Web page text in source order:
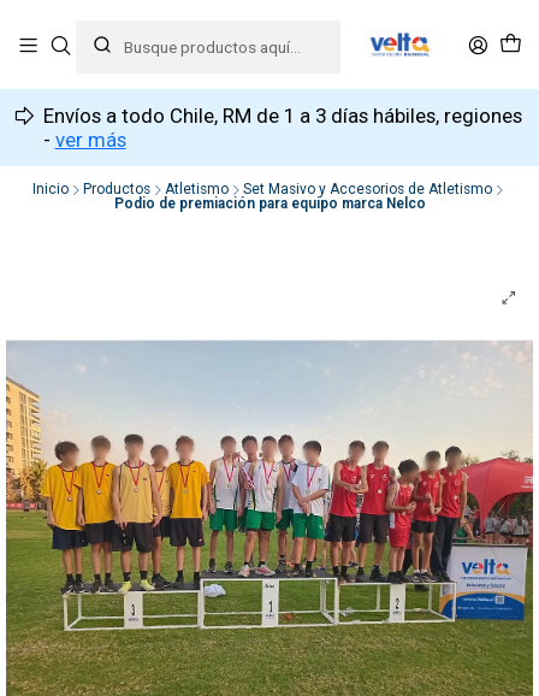
Envíos a todo Chile, RM de 1 a 3 días hábiles, regiones
- ver más
Inicio Productos Atletismo
Set Masivo y Accesorios de Atletismo
Podio de premiación para equipo marca Nelco